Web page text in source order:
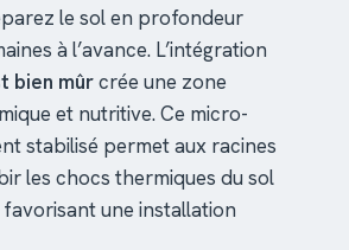
le sol en profondeur
à l’avance. L’intégration
bien mûrcrée une zone
et nutritive. Ce micro-
stabilisé permet aux racines
les chocs thermiques du sol
une installation